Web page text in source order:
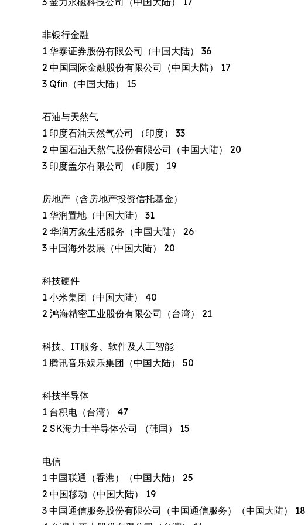
非银行金融
1 华泰证券股份有限公司（中国大陆） 36
2 中国国际金融股份有限公司（中国大陆） 17
3 Qfin（中国大陆） 15
石油与天然气
1 印度石油天然气公司 （印度） 33
2 中国石油天然气股份有限公司（中国大陆） 20
3 印度盖尔有限公司 （印度） 19
房地产（含房地产投资信托基金）
1 华润置地（中国大陆） 31
2 华润万象生活服务（中国大陆） 26
3 中国海外发展（中国大陆） 20
科技硬件
1 小米集团（中国大陆） 40
2 鸿海精密工业股份有限公司（台湾） 21
科技、IT服务、软件及人工智能
1 腾讯音乐娱乐集团（中国大陆） 50
科技半导体
1 台积电（台湾） 47
2 SK海力士半导体公司 （韩国） 15
电信
1 中国联通（香港）（中国大陆） 25
2 中国移动（中国大陆） 19
3 中国通信服务股份有限公司（中国通信服务）（中国大陆） 18